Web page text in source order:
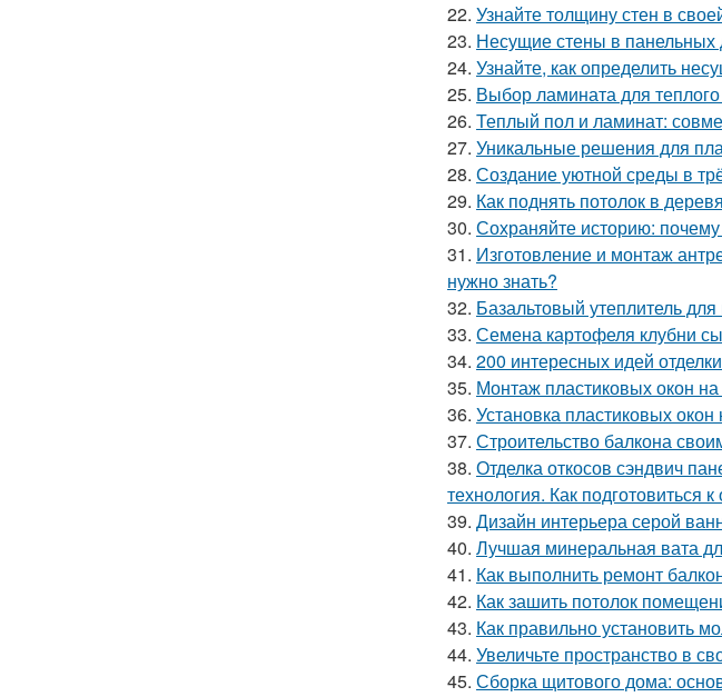
22. Узнайте толщину стен в
23. Несущие стены в панельных
24. Узнайте, как определить
25. Выбор ламината для
26. Теплый пол и ламинат:
27. Уникальные решения для
28. Создание уютной среды в
29. Как поднять потолок в
30. Сохраняйте историю:
31. Изготовление и монтаж
нужно знать?
32. Базальтовый утеплитель
33. Семена картофеля клубни
34. 200 интересных идей
35. Монтаж пластиковых окон
36. Установка пластиковых
37. Строительство балкона
38. Отделка откосов сэндвич
технология. Как подготовиться к
39. Дизайн интерьера серой
40. Лучшая минеральная вата
41. Как выполнить ремонт
42. Как зашить потолок
43. Как правильно установить
44. Увеличьте пространство в
45. Сборка щитового дома: